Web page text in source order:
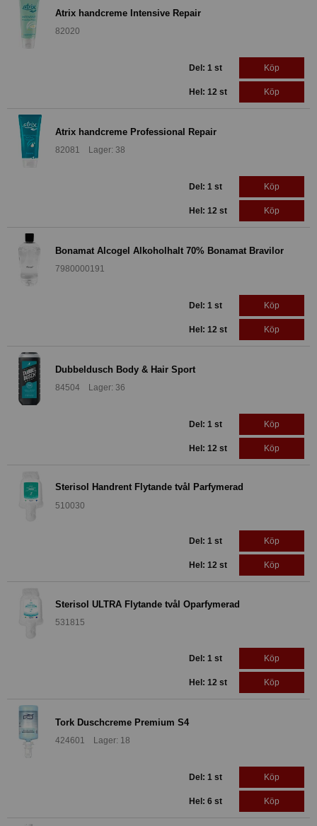
Atrix handcreme Intensive Repair
82020
Del: 1 st Köp
Hel: 12 st Köp
Atrix handcreme Professional Repair
82081 Lager: 38
Del: 1 st Köp
Hel: 12 st Köp
Bonamat Alcogel Alkoholhalt 70% Bonamat Bravilor
7980000191
Del: 1 st Köp
Hel: 12 st Köp
Dubbeldusch Body & Hair Sport
84504 Lager: 36
Del: 1 st Köp
Hel: 12 st Köp
Sterisol Handrent Flytande tvål Parfymerad
510030
Del: 1 st Köp
Hel: 12 st Köp
Sterisol ULTRA Flytande tvål Oparfymerad
531815
Del: 1 st Köp
Hel: 12 st Köp
Tork Duschcreme Premium S4
424601 Lager: 18
Del: 1 st Köp
Hel: 6 st Köp